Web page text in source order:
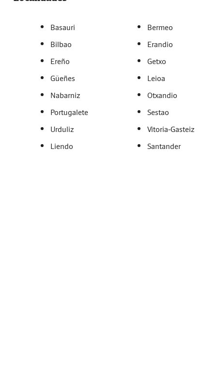
Basauri
Bermeo
Bilbao
Erandio
Ereño
Getxo
Güeñes
Leioa
Nabarniz
Otxandio
Portugalete
Sestao
Urduliz
Vitoria-Gasteiz
Liendo
Santander